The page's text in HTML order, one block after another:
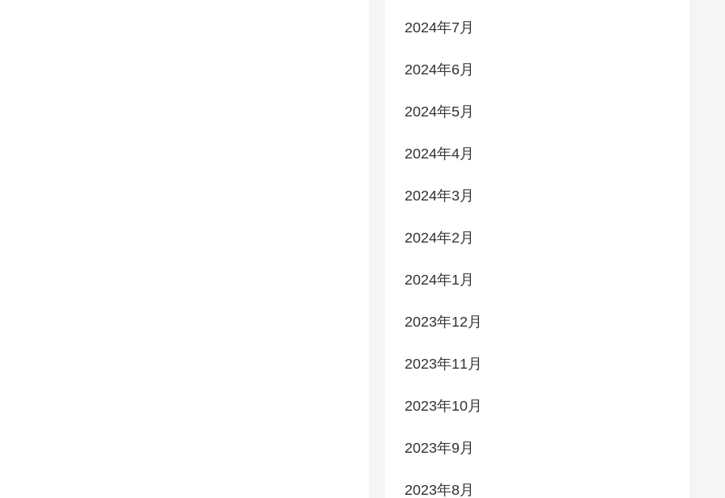
2024年7月
2024年6月
2024年5月
2024年4月
2024年3月
2024年2月
2024年1月
2023年12月
2023年11月
2023年10月
2023年9月
2023年8月